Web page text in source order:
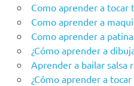
Como aprender a tocar
Como aprender a
Como aprender a
¿Cómo aprender a
Aprender a bailar salsa
¿Cómo aprender a